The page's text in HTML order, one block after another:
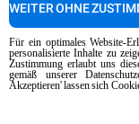
Copyright 2026 UNOX
04230750285 - REA
Für ein optimales Website-
personalisierte Inhalte zu
Zustimmung erlaubt uns
gemäß unserer
Akzeptieren' lassen sich
WEITER OHNE